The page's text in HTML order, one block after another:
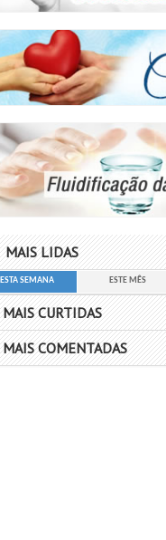
MAIS LIDAS
ESTA SEMANA ESTE MÊS
MAIS CURTIDAS
MAIS COMENTADAS